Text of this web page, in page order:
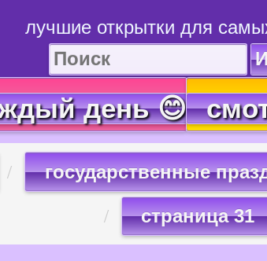
лучшие открытки для
день 😊
государственные
страница 31